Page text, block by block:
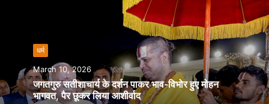
धर्म
March 10, 2026
जगतगुरु सतीशाचार्य के दर्शन पाकर भाव-विभोर हुए मोहन
भागवत, पैर छूकर लिया आशीर्वाद